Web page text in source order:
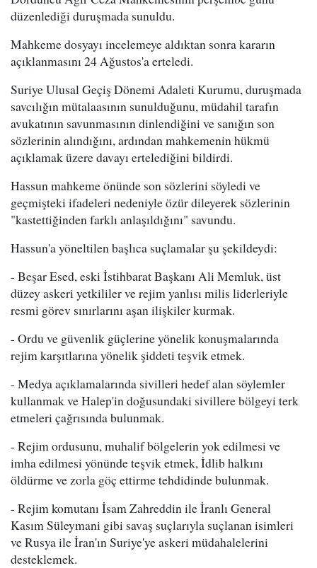
düzenlediği duruşmada sunuldu.
Mahkeme dosyayı incelemeye aldıktan sonra kararın
açıklanmasını 24 Ağustos'a erteledi.
Suriye Ulusal Geçiş Dönemi Adaleti Kurumu, duruşmada
savcılığın mütalaasının sunulduğunu, müdahil tarafın
avukatının savunmasının dinlendiğini ve sanığın son
sözlerinin alındığını, ardından mahkemenin hükmü
açıklamak üzere davayı ertelediğini bildirdi.
Hassun mahkeme önünde son sözlerini söyledi ve
geçmişteki ifadeleri nedeniyle özür dileyerek sözlerinin
"kastettiğinden farklı anlaşıldığını" savundu.
Hassun'a yöneltilen başlıca suçlamalar şu şekildeydi:
- Beşar Esed, eski İstihbarat Başkanı Ali Memluk, üst
düzey askeri yetkililer ve rejim yanlısı milis liderleriyle
resmi görev sınırlarını aşan ilişkiler kurmak.
- Ordu ve güvenlik güçlerine yönelik konuşmalarında
rejim karşıtlarına yönelik şiddeti teşvik etmek.
- Medya açıklamalarında sivilleri hedef alan söylemler
kullanmak ve Halep'in doğusundaki sivillere bölgeyi terk
etmeleri çağrısında bulunmak.
- Rejim ordusunu, muhalif bölgelerin yok edilmesi ve
imha edilmesi yönünde teşvik etmek, İdlib halkını
öldürme ve zorla göç ettirme tehdidinde bulunmak.
- Rejim komutanı İsam Zahreddin ile İranlı General
Kasım Süleymani gibi savaş suçlarıyla suçlanan isimleri
ve Rusya ile İran'ın Suriye'ye askeri müdahalelerini
desteklemek.